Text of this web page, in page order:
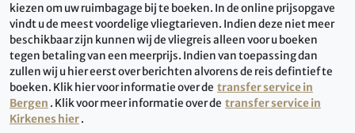
kiezen om uw ruimbagage bij te boeken. In de online prijsopgave
vindt u de meest voordelige vliegtarieven. Indien deze niet meer
beschikbaar zijn kunnen wij de vliegreis alleen voor u boeken
tegen betaling van een meerprijs. Indien van toepassing dan
zullen wij u hier eerst over berichten alvorens de reis defintief te
boeken. Klik hier voor informatie over de transfer service in
Bergen . Klik voor meer informatie over de transfer service in
Kirkenes hier.